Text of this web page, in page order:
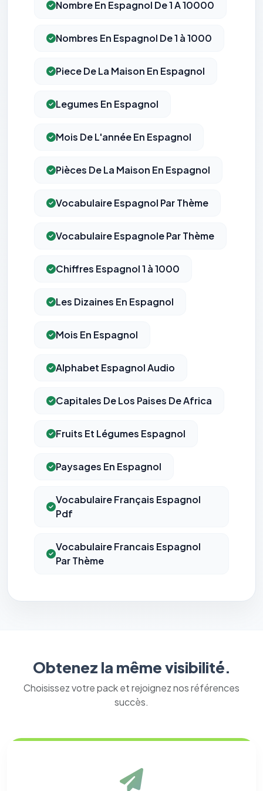
Nombre En Espagnol De 1 A 10000
Nombres En Espagnol De 1 à 1000
Piece De La Maison En Espagnol
Legumes En Espagnol
Mois De L'année En Espagnol
Pièces De La Maison En Espagnol
Vocabulaire Espagnol Par Thème
Vocabulaire Espagnole Par Thème
Chiffres Espagnol 1 à 1000
Les Dizaines En Espagnol
Mois En Espagnol
Alphabet Espagnol Audio
Capitales De Los Paises De Africa
Fruits Et Légumes Espagnol
Paysages En Espagnol
Vocabulaire Français Espagnol
Pdf
Vocabulaire Francais Espagnol
Par Thème
Obtenez la même visibilité.
Choisissez votre pack et rejoignez nos références
succès.